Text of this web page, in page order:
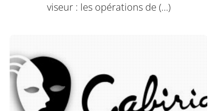
viseur : les opérations de (…)